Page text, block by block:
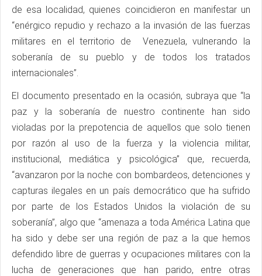
de esa localidad, quienes coincidieron en manifestar un
“enérgico repudio y rechazo a la invasión de las fuerzas
militares en el territorio de Venezuela, vulnerando la
soberanía de su pueblo y de todos los tratados
internacionales”.
El documento presentado en la ocasión, subraya que “la
paz y la soberanía de nuestro continente han sido
violadas por la prepotencia de aquellos que solo tienen
por razón al uso de la fuerza y la violencia militar,
institucional, mediática y psicológica” que, recuerda,
“avanzaron por la noche con bombardeos, detenciones y
capturas ilegales en un país democrático que ha sufrido
por parte de los Estados Unidos la violación de su
soberanía”, algo que “amenaza a toda América Latina que
ha sido y debe ser una región de paz a la que hemos
defendido libre de guerras y ocupaciones militares con la
lucha de generaciones que han parido, entre otras